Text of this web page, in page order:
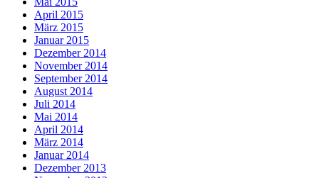
April 2015
März 2015
Januar 2015
Dezember 2014
November 2014
September 2014
August 2014
Juli 2014
Mai 2014
April 2014
März 2014
Januar 2014
Dezember 2013